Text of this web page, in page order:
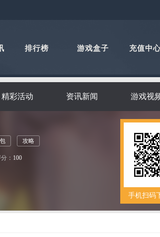
排行榜 游戏盒子 充值中
精彩活动 资讯新闻 游戏视
攻略
： 100
手机扫码